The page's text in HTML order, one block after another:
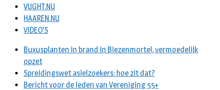
VUGHT.NU
HAAREN.NU
VIDEO’S
Buxusplanten in brand in Biezenmortel, vermoedelijk
opzet
Spreidingswet asielzoekers: hoe zit dat?
Bericht voor de leden van Vereniging 55+